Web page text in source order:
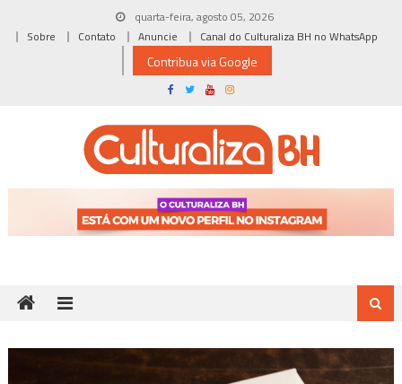
quarta-feira, agosto 05, 2026
Sobre
Contato Anuncie Canal do Culturaliza BH no WhatsApp
Contribua via Google